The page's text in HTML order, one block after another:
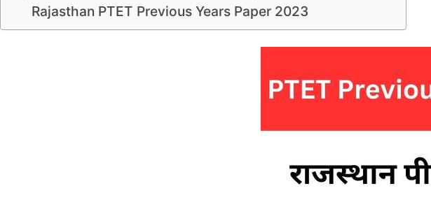
Rajasthan PTET Previous Years Paper 2023